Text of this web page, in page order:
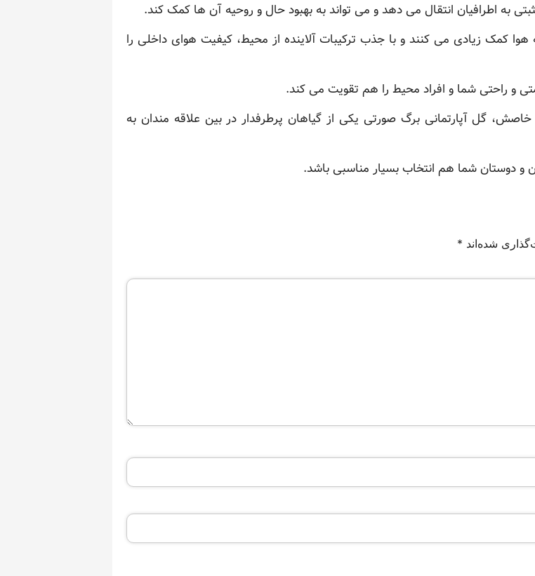
به اطرافیان انتقال می دهد و می تواند به بهبود حال و روحیه آن ها کمک کند.
کمک زیادی می کنند و با جذب ترکیبات آلاینده از محیط، کیفیت هوای داخلی را
و راحتی شما و افراد محیط را هم تقویت می کند.
گل آپارتمانی برگ صورتی یکی از گیاهان پرطرفدار در بین علاقه مندان به
و دوستان شما هم انتخاب بسیار مناسبی باشد.
شده‌اند *